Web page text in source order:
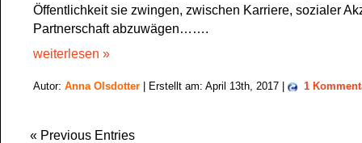
Öffentlichkeit sie zwingen, zwischen Karriere, sozialer
Partnerschaft abzuwägen…….
weiterlesen »
Autor: Anna Olsdotter | Erstellt am: April 13th, 2017 | 1
« Previous Entries